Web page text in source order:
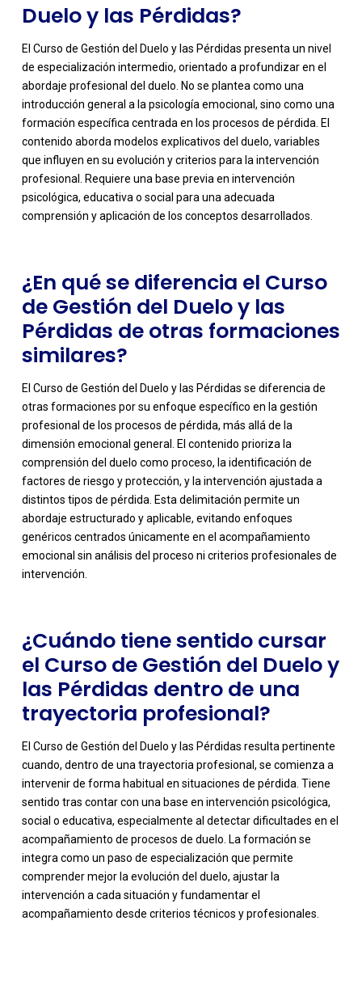
Duelo y las Pérdidas?
El Curso de Gestión del Duelo y las Pérdidas presenta un nivel
de especialización intermedio, orientado a profundizar en el
abordaje profesional del duelo. No se plantea como una
introducción general a la psicología emocional, sino como una
formación específica centrada en los procesos de pérdida. El
contenido aborda modelos explicativos del duelo, variables
que influyen en su evolución y criterios para la intervención
profesional. Requiere una base previa en intervención
psicológica, educativa o social para una adecuada
comprensión y aplicación de los conceptos desarrollados.
-
¿En qué se diferencia el Curso
de Gestión del Duelo y las
Pérdidas de otras formaciones
similares?
El Curso de Gestión del Duelo y las Pérdidas se diferencia de
otras formaciones por su enfoque específico en la gestión
profesional de los procesos de pérdida, más allá de la
dimensión emocional general. El contenido prioriza la
comprensión del duelo como proceso, la identificación de
factores de riesgo y protección, y la intervención ajustada a
distintos tipos de pérdida. Esta delimitación permite un
abordaje estructurado y aplicable, evitando enfoques
genéricos centrados únicamente en el acompañamiento
emocional sin análisis del proceso ni criterios profesionales de
intervención.
-
¿Cuándo tiene sentido cursar
el Curso de Gestión del Duelo y
las Pérdidas dentro de una
trayectoria profesional?
El Curso de Gestión del Duelo y las Pérdidas resulta pertinente
cuando, dentro de una trayectoria profesional, se comienza a
intervenir de forma habitual en situaciones de pérdida. Tiene
sentido tras contar con una base en intervención psicológica,
social o educativa, especialmente al detectar dificultades en el
acompañamiento de procesos de duelo. La formación se
integra como un paso de especialización que permite
comprender mejor la evolución del duelo, ajustar la
intervención a cada situación y fundamentar el
acompañamiento desde criterios técnicos y profesionales.